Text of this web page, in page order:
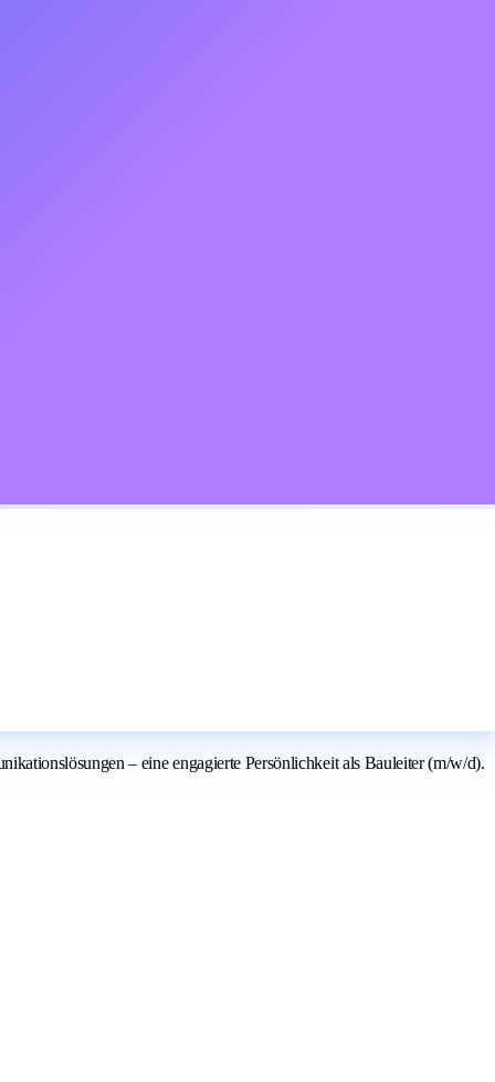
– eine engagierte Persönlichkeit als Bauleiter (m/w/d).